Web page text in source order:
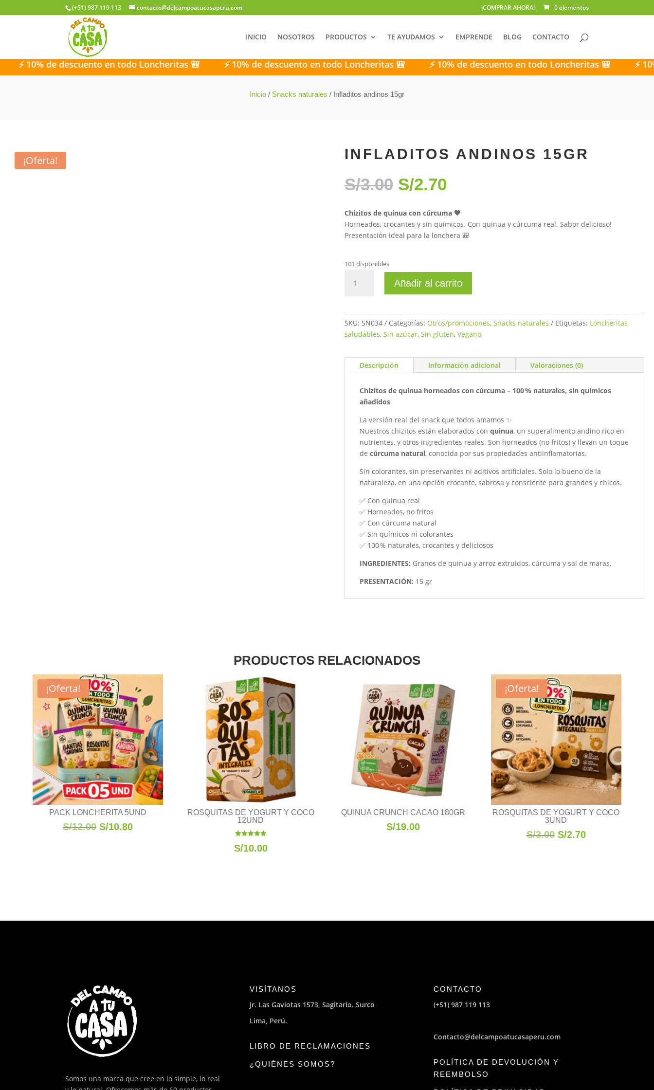
(+51) 987 119 113 contacto@delcampoatucasaperu.com ¡COMPRAR AHORA! 0 elementos
INICIO NOSOTROS PRODUCTOS TE AYUDAMOS EMPRENDE BLOG CONTACTO
de descuento en todo Loncheritas 🎒 ⚡ 10% de descuento en todo Loncheritas 🎒 ⚡ 10% de descuento en todo Loncheritas 🎒 ⚡ 10% de
Inicio / Snacks naturales / Infladitos andinos 15gr
¡Oferta! INFLADITOS ANDINOS 15GR
S/3.00 EL
PRECIO
ORIGINAL
ERA:
S/3.00.
S/2.70EL
ACTUAL
ES:
S/2.70.
Chizitos de quinua con cúrcuma 🧡
Horneados, crocantes y sin químicos. Con quinua y cúrcuma real. Sabor delicioso!
Presentación ideal para la lonchera 🎒
101 disponibles
andinos
Añadir al carrito
SKU: SN034 Categorías: Otros/promociones, Snacks naturales Etiquetas: Loncheritas
saludables, Sin azúcar, Sin gluten, Vegano
Descripción Información adicional Valoraciones (0)
Chizitos de quinua horneados con cúrcuma – 100 % naturales, sin químicos
añadidos
La versión real del snack que todos amamos ✨
Nuestros chizitos están elaborados con quinua, un superalimento andino rico en
nutrientes, y otros ingredientes reales. Son horneados (no fritos) y llevan un toque
de cúrcuma natural, conocida por sus propiedades antiinflamatorias.
Sin colorantes, sin preservantes ni aditivos artificiales. Solo lo bueno de la
naturaleza, en una opción crocante, sabrosa y consciente para grandes y chicos.
✅ Con quinua real
✅ Horneados, no fritos
✅ Con cúrcuma natural
✅ Sin químicos ni colorantes
✅ 100 % naturales, crocantes y deliciosos
INGREDIENTES: Granos de quinua y arroz extruidos, cúrcuma y sal de maras.
PRESENTACIÓN: 15 gr
PRODUCTOS RELACIONADOS
¡Oferta!
PACK LONCHERITA 5UND
S/12.00 El
S/10.80El
ROSQUITAS DE YOGURT Y COCO
12UND
con
S/10.00
QUINUA CRUNCH CACAO 180GR
S/19.00
¡Oferta!
ROSQUITAS DE YOGURT Y COCO
3UND
S/3.00 El
S/2.70El
Somos una marca que cree en lo simple, lo real
VISÍTANOS
Jr. Las Gaviotas 1573, Sagitario. Surco
Lima, Perú.
LIBRO DE RECLAMACIONES
¿QUIÉNES SOMOS?
CONTACTO
(+51) 987 119 113
Contacto@delcampoatucasaperu.com
POLÍTICA DE DEVOLUCIÓN Y
REEMBOLSO